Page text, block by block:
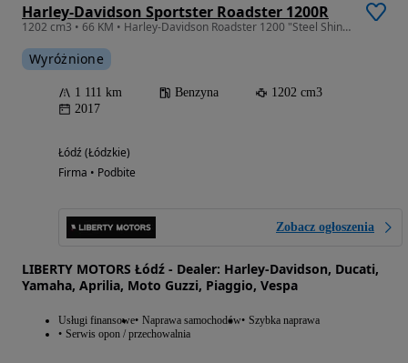
Harley-Davidson Sportster Roadster 1200R
1202 cm3 • 66 KM • Harley-Davidson Roadster 1200 "Steel Shine" | Unikatowy Custom | 2017
Wyróżnione
1 111 km Benzyna
1202 cm3
2017
Łódź (Łódzkie)
Firma • Podbite
Zobacz ogłoszenia
LIBERTY MOTORS Łódź - Dealer: Harley-Davidson, Ducati,
Yamaha, Aprilia, Moto Guzzi, Piaggio, Vespa
Usługi finansowe Naprawa samochodów Szybka naprawa
Serwis opon / przechowalnia